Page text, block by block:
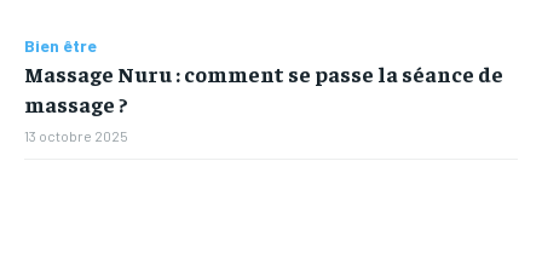
Bien être
Massage Nuru : comment se passe la séance de
massage ?
13 octobre 2025